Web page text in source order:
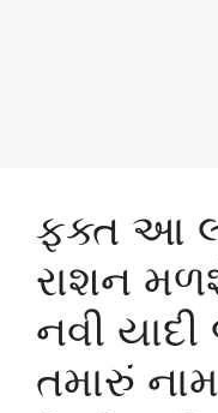
ફક્ત આ
રાશન
નવી
તમારું